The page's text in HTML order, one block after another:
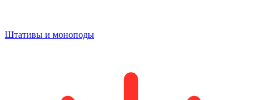
Штативы и моноподы